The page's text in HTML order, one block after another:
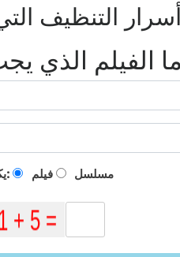
التنظيف
ما الفيلم الذي
يكتب: فيلم مسلسل